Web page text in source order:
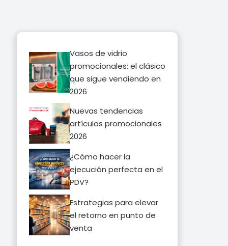
Vasos de vidrio
promocionales: el clásico
que sigue vendiendo en
2026
Nuevas tendencias
artículos promocionales
2026
¿Cómo hacer la
ejecución perfecta en el
PDV?
Estrategias para elevar
el retorno en punto de
venta